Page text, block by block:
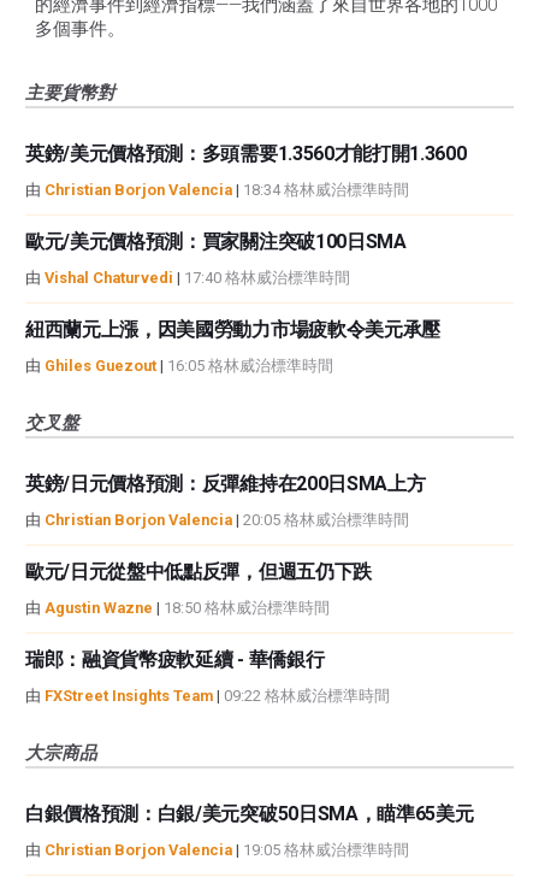
的經濟事件到經濟指標——我們涵蓋了來自世界各地的1000
多個事件。
主要貨幣對
英鎊/美元價格預測：多頭需要1.3560才能打開1.3600
由 Christian Borjon Valencia | 18:34 格林威治標準時間
歐元/美元價格預測：買家關注突破100日SMA
由 Vishal Chaturvedi | 17:40 格林威治標準時間
紐西蘭元上漲，因美國勞動力市場疲軟令美元承壓
由 Ghiles Guezout | 16:05 格林威治標準時間
交叉盤
英鎊/日元價格預測：反彈維持在200日SMA上方
由 Christian Borjon Valencia | 20:05 格林威治標準時間
歐元/日元從盤中低點反彈，但週五仍下跌
由 Agustin Wazne | 18:50 格林威治標準時間
瑞郎：融資貨幣疲軟延續 - 華僑銀行
由 FXStreet Insights Team | 09:22 格林威治標準時間
大宗商品
白銀價格預測：白銀/美元突破50日SMA，瞄準65美元
由 Christian Borjon Valencia | 19:05 格林威治標準時間